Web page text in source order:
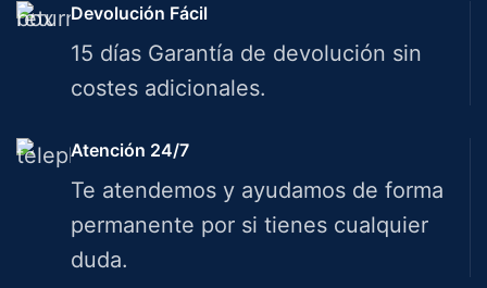
Devolución Fácil
15 días Garantía de devolución sin
costes adicionales.
Atención 24/7
Te atendemos y ayudamos de forma
permanente por si tienes cualquier
duda.